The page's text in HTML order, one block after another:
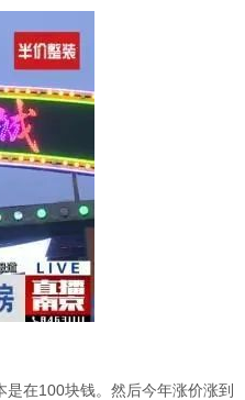
在100块钱。然后今年涨价涨到